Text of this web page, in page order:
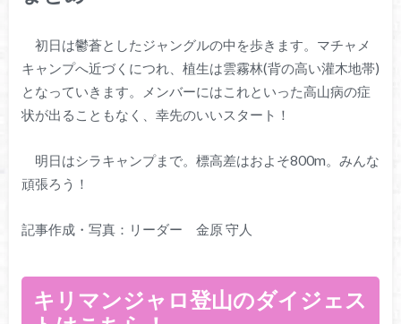
初日は鬱蒼としたジャングルの中を歩きます。マチャメ
キャンプへ近づくにつれ、植生は雲霧林(背の高い灌木地帯)
となっていきます。メンバーにはこれといった高山病の症
状が出ることもなく、幸先のいいスタート！
明日はシラキャンプまで。標高差はおよそ800m。みんな
頑張ろう！
記事作成・写真：リーダー 金原 守人
キリマンジャロ登山のダイジェス